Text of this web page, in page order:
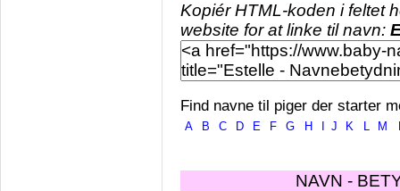
Kopiér HTML-koden i feltet
website for at linke til navn:
Find navne til piger der starter
A B C D E F G H J K L M
NAVN -